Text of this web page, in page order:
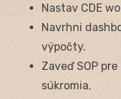
Nastav CDE
Navrhni
výpočty.
Zaveď SOP
súkromia.